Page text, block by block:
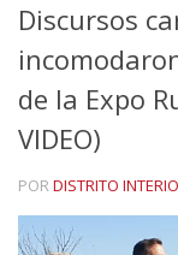
Discursos
de la Expo
VIDEO)
PORDISTRITO